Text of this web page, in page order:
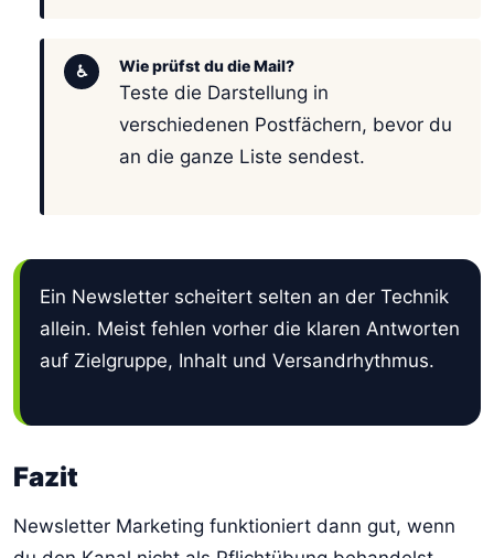
♿ Wie prüfst du die Mail?
Teste die Darstellung in
verschiedenen Postfächern, bevor du
an die ganze Liste sendest.
Ein Newsletter scheitert selten an der Technik
allein. Meist fehlen vorher die klaren Antworten
auf Zielgruppe, Inhalt und Versandrhythmus.
Fazit
Newsletter Marketing funktioniert dann gut, wenn